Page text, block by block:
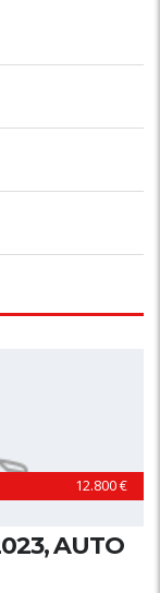
12.800 €
AUTO